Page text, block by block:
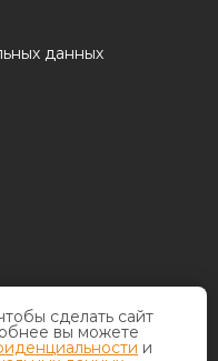
данных
sto_lichnaya@mail.ru
сделать сайт
вы можете
и